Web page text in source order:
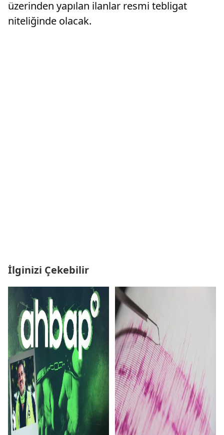
üzerinden yapılan ilanlar resmi tebligat
niteliğinde olacak.
İlginizi Çekebilir